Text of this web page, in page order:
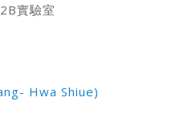
實驗室
Hwa Shiue)